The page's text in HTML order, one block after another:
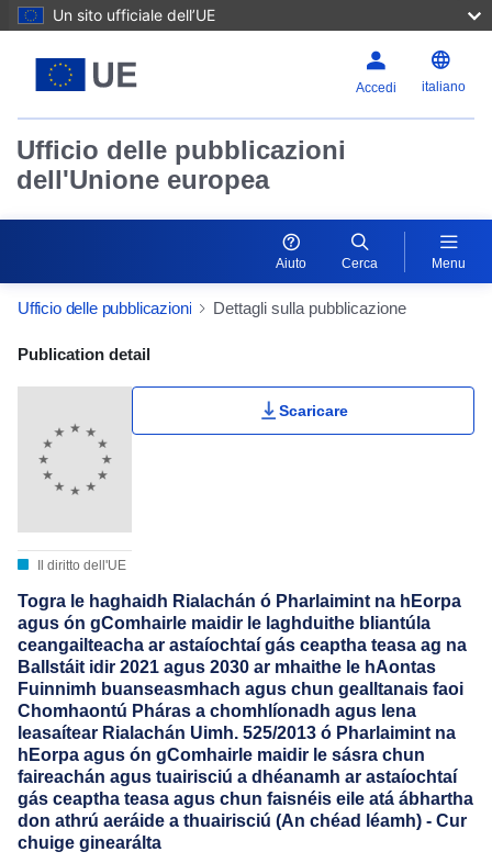
Un sito ufficiale dell’UE
Accedi italiano
Ufficio delle pubblicazioni
dell'Unione europea
Aiuto Cerca Menu
Ufficio delle pubblicazioni Dettagli sulla pubblicazione
Publication Detail Actions Portlet
Publication detail
Il diritto dell'UE
Scaricare
Togra le haghaidh Rialachán ó Pharlaimint na hEorpa
agus ón gComhairle maidir le laghduithe bliantúla
ceangailteacha ar astaíochtaí gás ceaptha teasa ag na
Ballstáit idir 2021 agus 2030 ar mhaithe le hAontas
Fuinnimh buanseasmhach agus chun gealltanais faoi
Chomhaontú Pháras a chomhlíonadh agus lena
leasaítear Rialachán Uimh. 525/2013 ó Pharlaimint na
hEorpa agus ón gComhairle maidir le sásra chun
faireachán agus tuairisciú a dhéanamh ar astaíochtaí
gás ceaptha teasa agus chun faisnéis eile atá ábhartha
don athrú aeráide a thuairisciú (An chéad léamh) - Cur
chuige ginearálta